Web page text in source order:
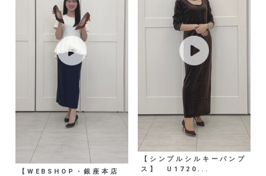
【WEBSHOP・銀座本店
【シンプルシルキーパンプ
ス】 U1720...